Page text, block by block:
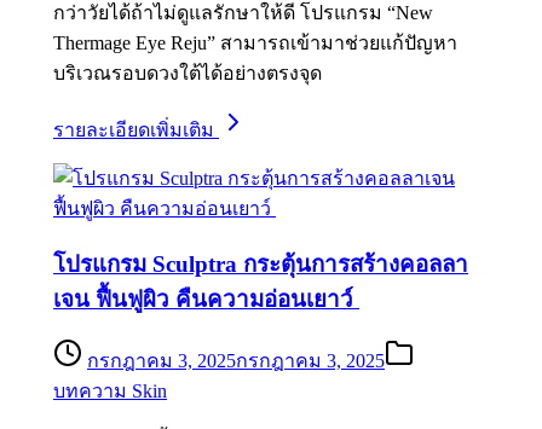
กว่าวัยได้ถ้าไม่ดูแลรักษาให้ดี โปรแกรม “New
Thermage Eye Reju” สามารถเข้ามาช่วยแก้ปัญหา
บริเวณรอบดวงใต้ได้อย่างตรงจุด
รายละเอียดเพิ่มเติม
โปรแกรม Sculptra กระตุ้นการสร้างคอลลา
เจน ฟื้นฟูผิว คืนความอ่อนเยาว์
กรกฎาคม 3, 2025กรกฎาคม 3, 2025
บทความ Skin